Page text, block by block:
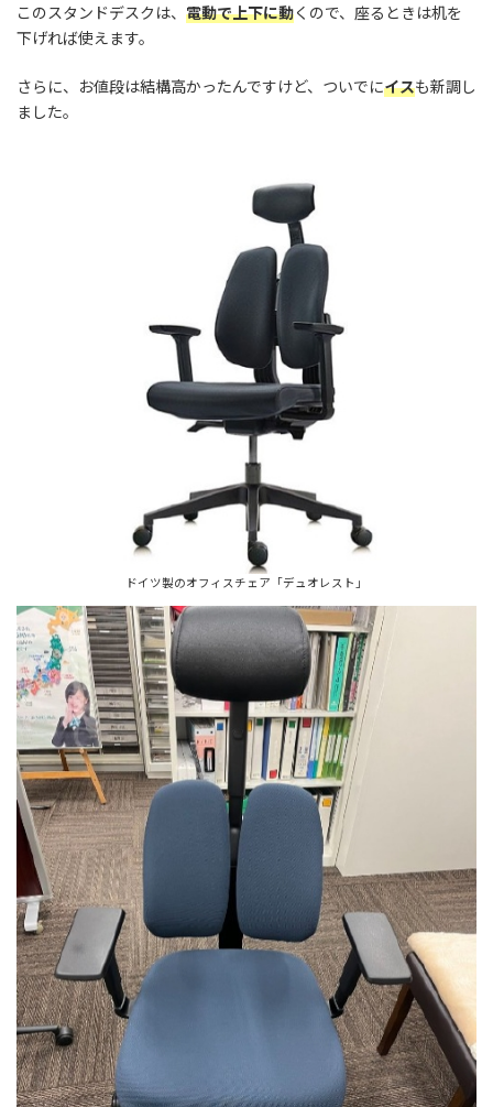
このスタンドデスクは、 電動で上下に動くので、座るときは机を
下げれば使えます。
さらに、お値段は結構高かったんですけど、ついでにイスも新調し
ました。
ドイツ製のオフィスチェア「デュオレスト」